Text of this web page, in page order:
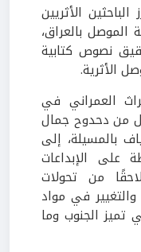
الأثريين
بالعراق،
نصوص كتابية
الأثرية.
العمراني في
من دحدوح جمال
بالمسيلة، إلى
على الإبداعات
من تحولات
والتغيير في مواد
تميز الجنوب وما